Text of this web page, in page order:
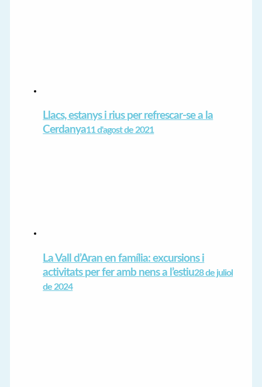
Llacs, estanys i rius per refrescar-se a la
Cerdanya11 d'agost de 2021
La Vall d’Aran en família: excursions i
activitats per fer amb nens a l’estiu28 de juliol
de 2024